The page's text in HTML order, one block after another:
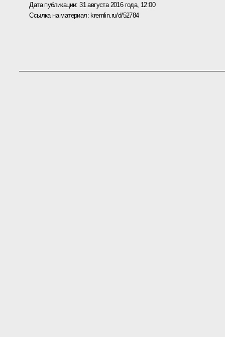
Дата публикации:31 августа 2016 года, 12:00
Ссылка на материал: kremlin.ru/d/52784